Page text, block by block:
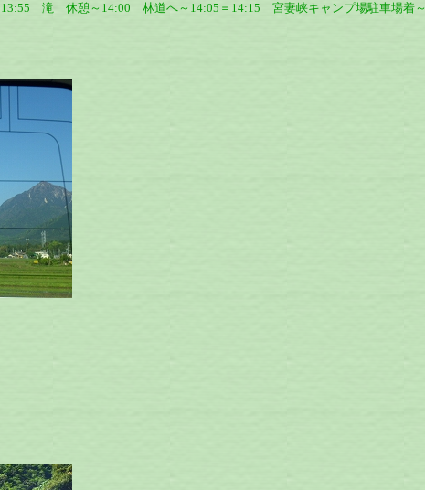
滝 休憩～14:00 林道へ～14:05＝14:15 宮妻峡キャンプ場駐車場着～